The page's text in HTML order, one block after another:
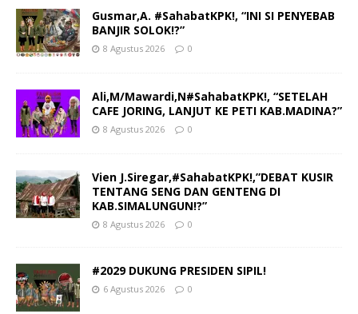
Gusmar,A. #SahabatKPK!, “INI SI PENYEBAB
BANJIR SOLOK!?”
8 Agustus 2026 0
Ali,M/Mawardi,N#SahabatKPK!, “SETELAH
CAFE JORING, LANJUT KE PETI KAB.MADINA?”
8 Agustus 2026 0
Vien J.Siregar,#SahabatKPK!,”DEBAT KUSIR
TENTANG SENG DAN GENTENG DI
KAB.SIMALUNGUN!?”
8 Agustus 2026 0
#2029 DUKUNG PRESIDEN SIPIL!
6 Agustus 2026 0